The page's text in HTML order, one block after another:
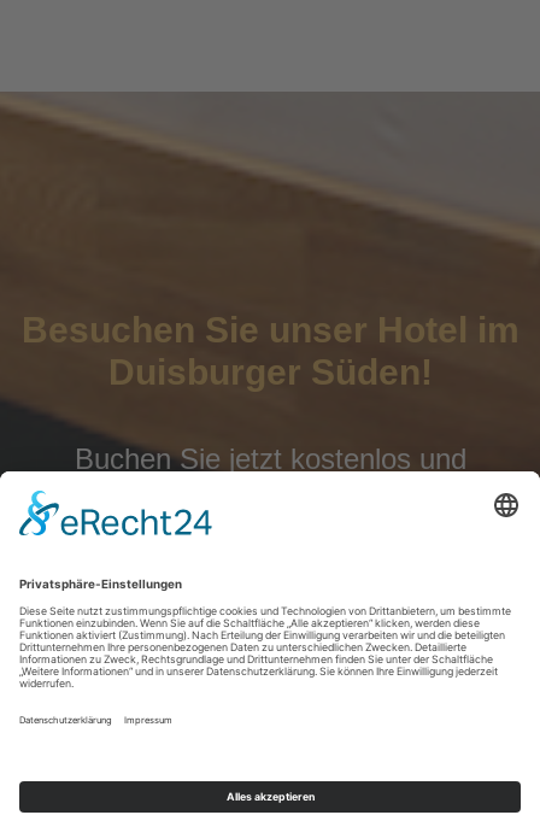
Besuchen Sie unser Hotel im
Duisburger Süden!
Buchen Sie jetzt kostenlos und
Buchungssystem
Startseite